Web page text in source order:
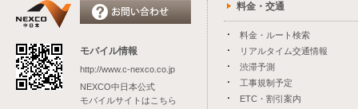
モバイル情報
http://www.c-nexco.co.jp
NEXCO中日本公式
モバイルサイトはこちら
料金・交通
料金・ルート検索
リアルタイム交通情報
渋滞予測
工事規制予定
ETC・割引案内